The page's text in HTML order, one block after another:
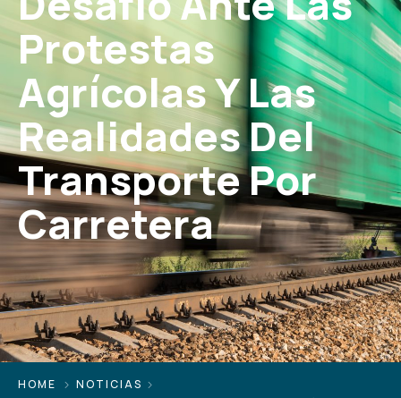
Protestas
Agrícolas Y Las
Realidades Del
Transporte Por
Carretera
HOME
NOTICIAS